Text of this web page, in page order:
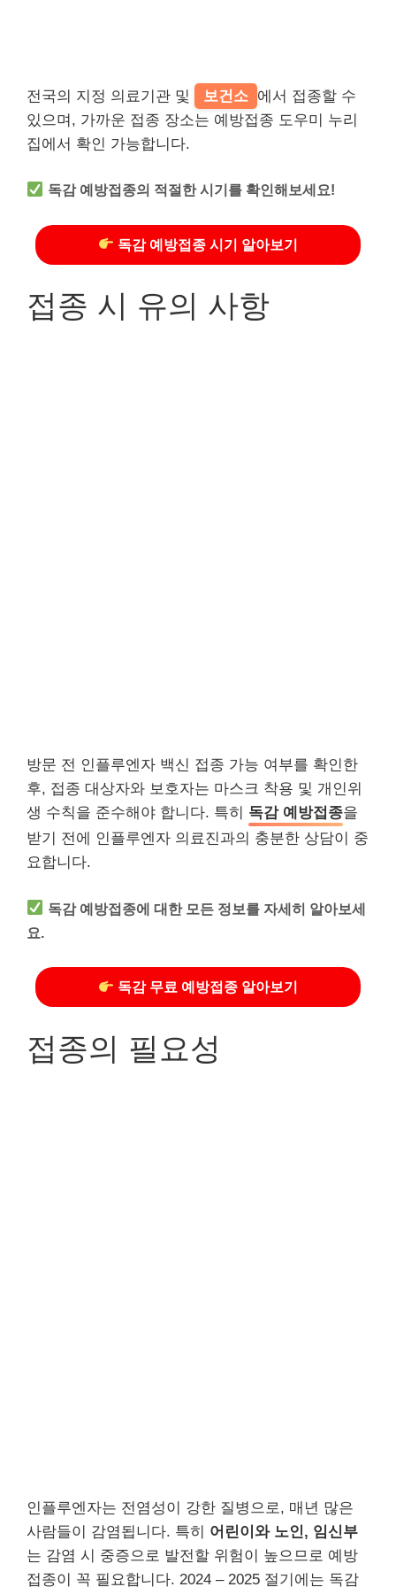
전국의 지정 의료기관 및 보건소 에서 접종할 수
있으며, 가까운 접종 장소는 예방접종 도우미 누리
집에서 확인 가능합니다.
독감 예방접종의 적절한 시기를 확인해보세요!
독감 예방접종 시기 알아보기
접종 시 유의 사항
방문 전 인플루엔자 백신 접종 가능 여부를 확인한
후, 접종 대상자와 보호자는 마스크 착용 및 개인위
생 수칙을 준수해야 합니다. 특히 독감 예방접종을
받기 전에 인플루엔자 의료진과의 충분한 상담이 중
요합니다.
독감 예방접종에 대한 모든 정보를 자세히 알아보세
요.
독감 무료 예방접종 알아보기
접종의 필요성
인플루엔자는 전염성이 강한 질병으로, 매년 많은
사람들이 감염됩니다. 특히 어린이와 노인, 임신부
는 감염 시 중증으로 발전할 위험이 높으므로 예방
접종이 꼭 필요합니다. 2024 – 2025 절기에는 독감